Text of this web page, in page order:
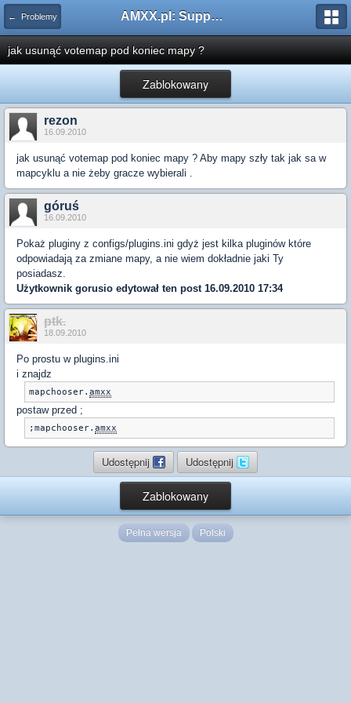
← Problemy AMXX.pl: Support AMX Mod X i SourceMod
jak usunąć votemap pod koniec mapy ?
Zablokowany
rezon
16.09.2010
jak usunąć votemap pod koniec mapy ? Aby mapy szły tak jak sa w
mapcyklu a nie żeby gracze wybierali .
góruś
16.09.2010
Pokaż pluginy z configs/plugins.ini gdyż jest kilka pluginów które
odpowiadają za zmiane mapy, a nie wiem dokładnie jaki Ty
posiadasz.
Użytkownik gorusio edytował ten post 16.09.2010 17:34
ptk.
18.09.2010
Po prostu w plugins.ini
i znajdz
mapchooser. amxx
postaw przed ;
;mapchooser. amxx
Udostępnij Udostępnij
Zablokowany
Pełna wersja Polski